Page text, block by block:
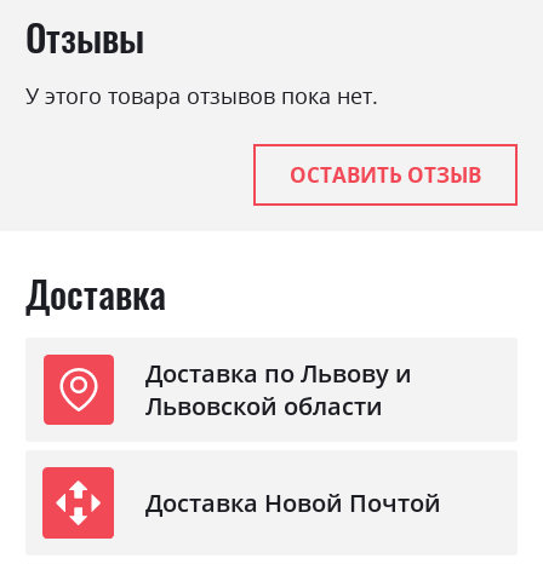
Материал
Отзывы
У этого товара отзывов пока нет.
ОСТАВИТЬ ОТЗЫВ
Доставка
Доставка по Львову и
Львовской области
Доставка Новой Почтой